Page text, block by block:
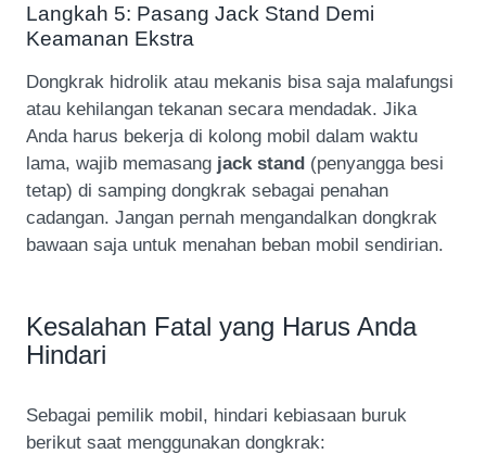
Langkah 5: Pasang Jack Stand Demi
Keamanan Ekstra
Dongkrak hidrolik atau mekanis bisa saja malafungsi
atau kehilangan tekanan secara mendadak. Jika
Anda harus bekerja di kolong mobil dalam waktu
lama, wajib memasang jack stand (penyangga besi
tetap) di samping dongkrak sebagai penahan
cadangan. Jangan pernah mengandalkan dongkrak
bawaan saja untuk menahan beban mobil sendirian.
Kesalahan Fatal yang Harus Anda
Hindari
Sebagai pemilik mobil, hindari kebiasaan buruk
berikut saat menggunakan dongkrak: